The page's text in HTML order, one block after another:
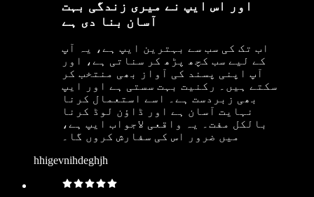
اور اس ایپ نے میری زندگی بہت
آسان بنا دی ہے
اب تک کی سب سے بہترین ایپ ہے، یہ آپ
کے لیے سب کچھ پڑھ کر سناتی ہے، اور
آپ اپنی پسند کی آواز بھی منتخب کر
سکتے ہیں۔ رکنیت بہت سستی ہے اور ایپ
بھی زبردست ہے۔ اسے استعمال کرنا
نہایت آسان ہے اور ڈاؤن لوڈ کرنا
بالکل مفت۔ یہ واقعی لاجواب ایپ ہے،
میں ضرور اس کی سفارش کروں گا۔
hhigevnihdeghjh